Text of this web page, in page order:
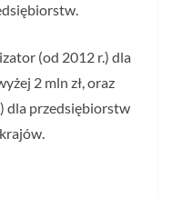
(od 2012 r.) dla
2 mln zł, oraz
dla przedsiębiorstw